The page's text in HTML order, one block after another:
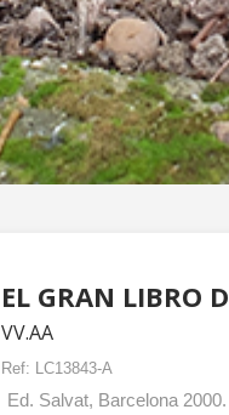
EL GRAN LIBRO
VV.AA
Ref: LC13843-A
Ed. Salvat, Barcelona